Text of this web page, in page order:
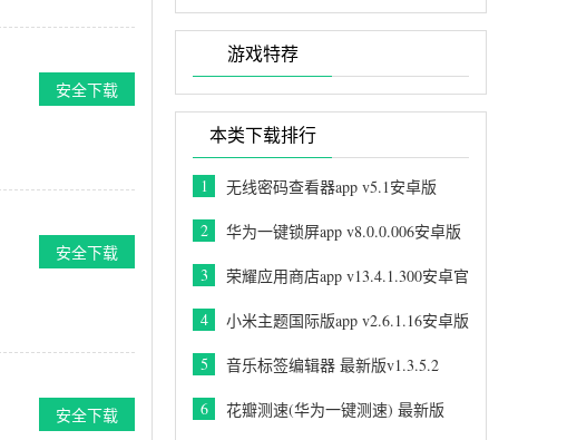
安全下载
安全下载
安全下载
游戏特荐
本类下载排行
1 无线密码查看器app v5.1安卓版
2 华为一键锁屏app v8.0.0.006安卓版
3
荣耀应用商店app v13.4.1.300安卓官
4
小米主题国际版app v2.6.1.16安卓版
5 音乐标签编辑器 最新版v1.3.5.2
6
花瓣测速(华为一键测速) 最新版